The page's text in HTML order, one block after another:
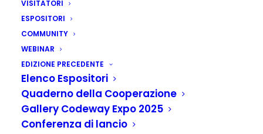
VISITATORI
ESPOSITORI
COMMUNITY
WEBINAR
EDIZIONE PRECEDENTE
Elenco Espositori
Quaderno della Cooperazione
Gallery Codeway Expo 2025
Conferenza di lancio